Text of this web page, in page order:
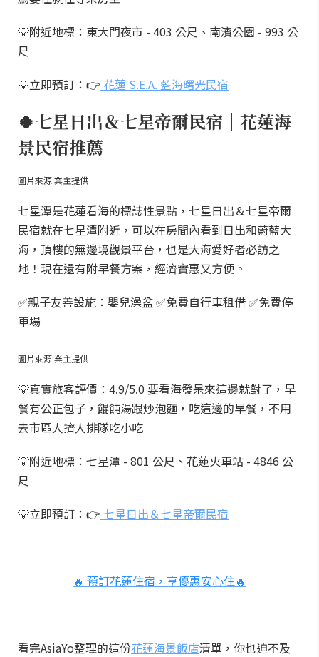
💡附近地標：東大門夜市 - 403 公尺、南濱公園 - 993 公
尺
💡立即預訂：👉 花蓮 S.E.A. 藍海曙光民宿
🍀七星日出＆七星帝爾民宿｜花蓮海
景民宿推薦
圖片來源:業主提供
七星潭是花蓮看海的標誌性景點，七星日出＆七星帝爾
民宿就在七星潭附近，可以在房間內看到日出和蔚藍大
海，頂樓的無邊境觀景平台，也是大海愛好者必訪之
地！現在還有附早餐方案，經濟實惠又方便。
✅親子友善設施：嬰兒澡盆 ✅免費自行車租借 ✅免費停
車場
圖片來源:業主提供
💡真實旅客評價：4.9/5.0 要看海發呆來這邊就對了，早
餐有公正包子，餛飩湯跟炒泡麵，吃這邊的早餐，不用
去市區人擠人排隊吃小吃
💡附近地標：七星潭 - 801 公尺、花蓮火車站 - 4846 公
尺
💡立即預訂：👉 七星日出＆七星帝爾民宿
🔥 預訂花蓮住宿，享優惠安心住🔥
看完AsiaYo整理的這份花蓮海景飯店清單，你也迫不及